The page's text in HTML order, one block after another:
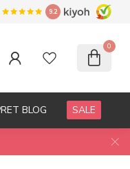
9.2
0
BLOG SALE